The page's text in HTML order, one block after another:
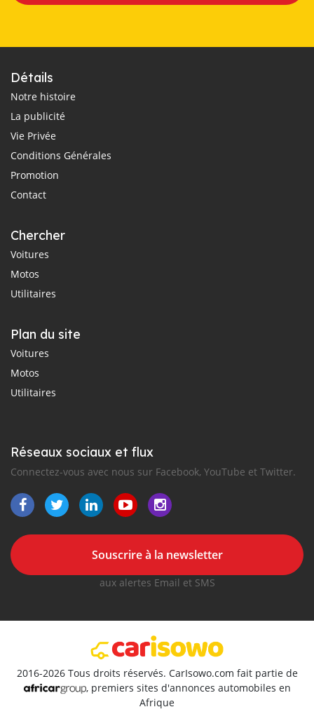
Détails
Notre histoire
La publicité
Vie Privée
Conditions Générales
Promotion
Contact
Chercher
Voitures
Motos
Utilitaires
Plan du site
Voitures
Motos
Utilitaires
Réseaux sociaux et flux
Connectez-vous avec nous sur Facebook, YouTube et Twitter.
Souscrire à la newsletter
aux alertes Email et SMS
2016-2026 Tous droits réservés. CarIsowo.com fait partie de
, premiers sites d'annonces automobiles en
Afrique